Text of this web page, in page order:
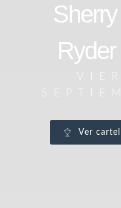
Ver cartel